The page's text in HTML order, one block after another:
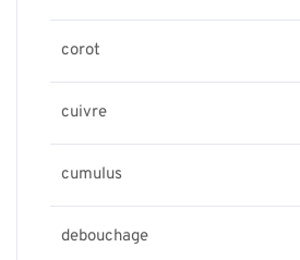
corot
cuivre
cumulus
debouchage